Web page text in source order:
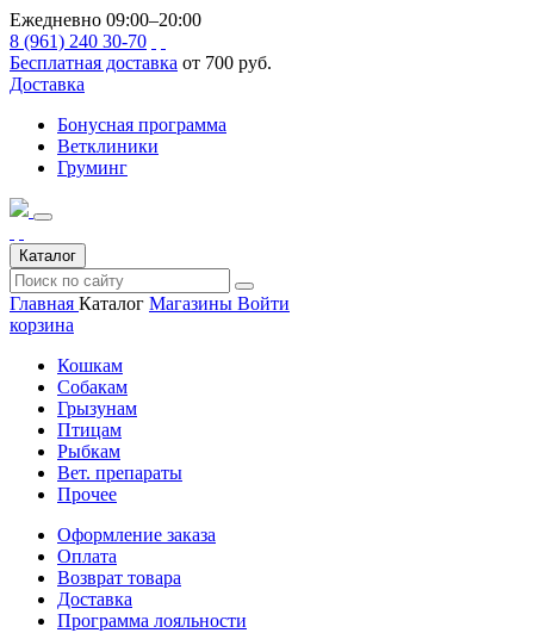
Ежедневно 09:00–20:00
8 (961) 240 30-70
Бесплатная доставка от 700 руб.
Доставка
Бонусная программа
Ветклиники
Груминг
Каталог
Главная Каталог Магазины Войти
корзина
Кошкам
Собакам
Грызунам
Птицам
Рыбкам
Вет. препараты
Прочее
Оформление заказа
Оплата
Возврат товара
Доставка
Программа лояльности